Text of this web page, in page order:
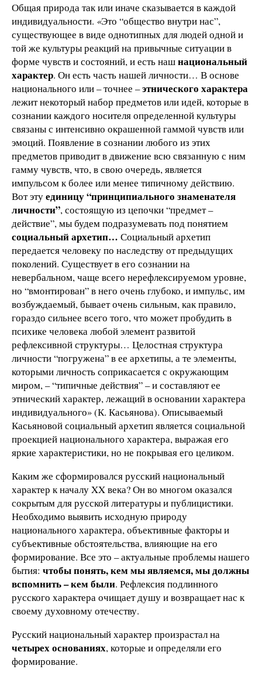
Общая природа так или иначе сказывается в каждой
индивидуальности. «Это “общество внутри нас”,
существующее в виде однотипных для людей одной и
той же культуры реакций на привычные ситуации в
форме чувств и состояний, и есть нашнациональный
характер. Он есть часть нашей личности… В основе
национального или – точнее –этнического характера
лежит некоторый набор предметов или идей, которые в
сознании каждого носителя определенной культуры
связаны с интенсивно окрашенной гаммой чувств или
эмоций. Появление в сознании любого из этих
предметов приводит в движение всю связанную с ним
гамму чувств, что, в свою очередь, является
импульсом к более или менее типичному действию.
Вот этуединицу “принципиального знаменателя
личности”, состоящую из цепочки “предмет –
действие”, мы будем подразумевать под понятием
социальный архетип… Социальный архетип
передается человеку по наследству от предыдущих
поколений. Существует в его сознании на
невербальном, чаще всего нерефлексируемом уровне,
но “вмонтирован” в него очень глубоко, и импульс, им
возбуждаемый, бывает очень сильным, как правило,
гораздо сильнее всего того, что может пробудить в
психике человека любой элемент развитой
рефлексивной структуры… Целостная структура
личности “погружена” в ее архетипы, а те элементы,
которыми личность соприкасается с окружающим
миром, – “типичные действия” – и составляют ее
этнический характер, лежащий в основании характера
индивидуального» (К. Касьянова). Описываемый
Касьяновой социальный архетип является социальной
проекцией национального характера, выражая его
яркие характеристики, но не покрывая его целиком.
Каким же сформировался русский национальный
характер к началу XX века? Он во многом оказался
сокрытым для русской литературы и публицистики.
Необходимо выявить исходную природу
национального характера, объективные факторы и
субъективные обстоятельства, влияющие на его
формирование. Все это – актуальные проблемы нашего
бытия: чтобы понять, кем мы являемся, мы должны
вспомнить – кем были. Рефлексия подлинного
русского характера очищает душу и возвращает нас к
своему духовному отечеству.
Русский национальный характер произрастал на
четырех основаниях, которые и определяли его
формирование.